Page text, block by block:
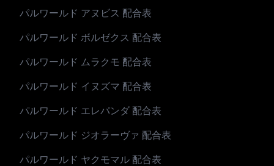
パルワールド アヌビス 配合表
パルワールド ボルゼクス 配合表
パルワールド ムラクモ 配合表
パルワールド イヌズマ 配合表
パルワールド エレパンダ 配合表
パルワールド ジオラーヴァ 配合表
パルワールド ヤクモマル 配合表